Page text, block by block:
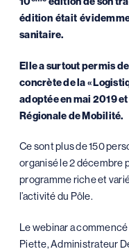
édition était
sanitaire.
Elle a surtout permis
concrète de la «
adoptée en mai 2019
Régionale de Mobilité.
Ce sont plus de 150
organisé le 2 décembre
programme riche et
l’activité du Pôle.
Le webinar a
Piette, Administrateur